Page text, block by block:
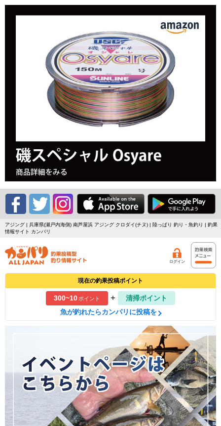
アジング | 兵庫県(瀬戸内海側) 南芦屋浜 アジング クロダイ(チヌ) | 陸っぱり 釣り・魚釣り | 釣果
情報サイト カンパリ
ログイン
現在の釣果投稿ポイント
300~10ポイント +
清掃ポイント
魚が釣れたらカンパリに投稿を